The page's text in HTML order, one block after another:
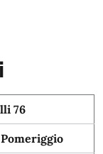
76
Pomeriggio